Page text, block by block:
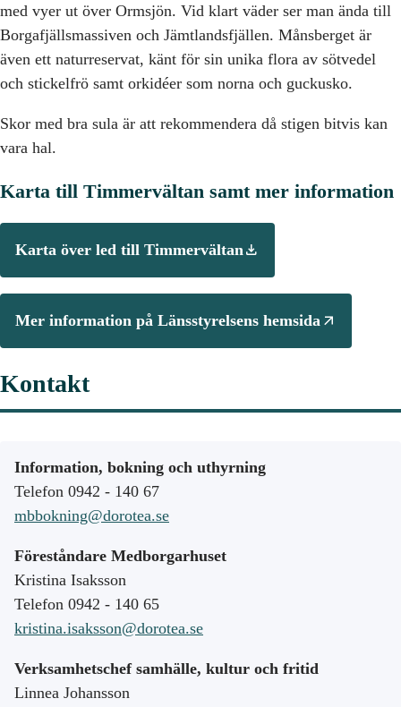
med vyer ut över Ormsjön. Vid klart väder ser man ända till
Borgafjällsmassiven och Jämtlandsfjällen. Månsberget är
även ett naturreservat, känt för sin unika flora av sötvedel
och stickelfrö samt orkidéer som norna och guckusko.
Skor med bra sula är att rekommendera då stigen bitvis kan
vara hal.
Karta till Timmervältan samt mer information
Karta över led till Timmervältan
Mer information på Länsstyrelsens hemsida
Kontakt
Information, bokning och uthyrning
Telefon 0942 - 140 67
mbbokning@dorotea.se
Föreståndare Medborgarhuset
Kristina Isaksson
Telefon 0942 - 140 65
kristina.isaksson@dorotea.se
Verksamhetschef samhälle, kultur och fritid
Linnea Johansson